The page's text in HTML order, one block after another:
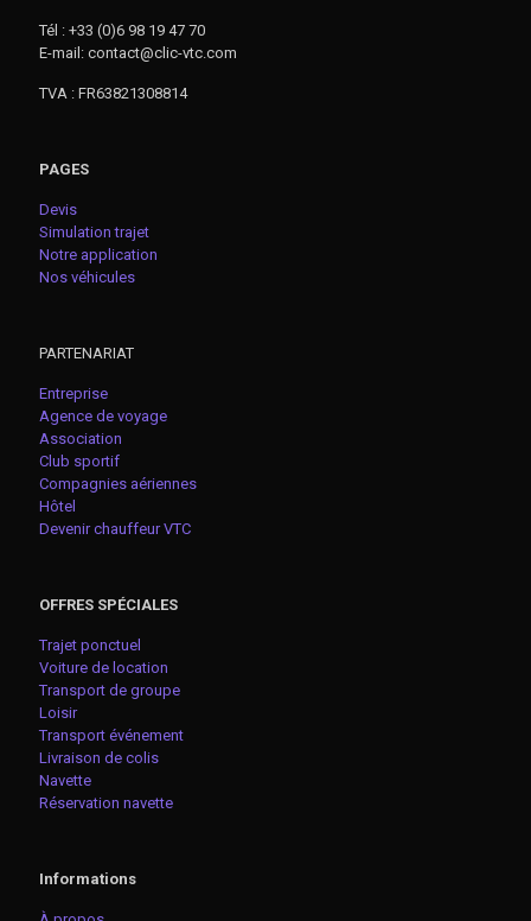
Tél : +33 (0)6 98 19 47 70
E-mail: contact@clic-vtc.com
TVA : FR63821308814
PAGES
Devis
Simulation trajet
Notre application
Nos véhicules
PARTENARIAT
Entreprise
Agence de voyage
Association
Club sportif
Compagnies aériennes
Hôtel
Devenir chauffeur VTC
OFFRES SPÉCIALES
Trajet ponctuel
Voiture de location
Transport de groupe
Loisir
Transport événement
Livraison de colis
Navette
Réservation navette
Informations